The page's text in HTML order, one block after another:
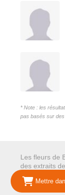
Mettre
* Note : les
pas basés sur des
Les fleurs de
des extraits
© 2026